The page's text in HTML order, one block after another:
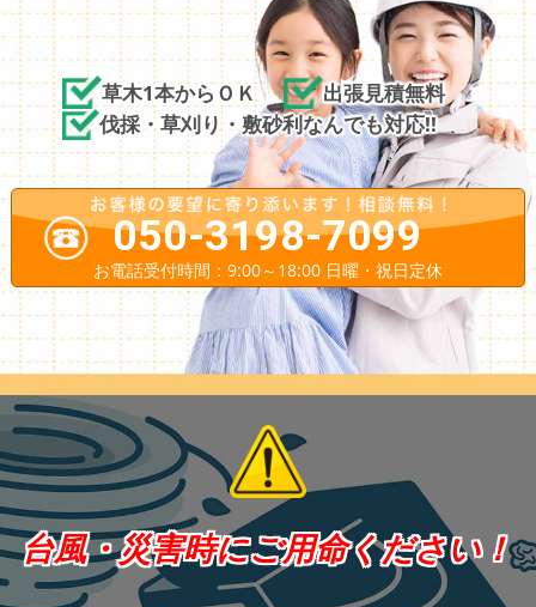
草木1本からＯＫ
出張見積無料
伐採・草刈り・敷砂利なんでも対応!!
050-3198-7099
お電話受付時間：9:00～18:00 日曜・祝日定休
台風・災害時にご用命ください！